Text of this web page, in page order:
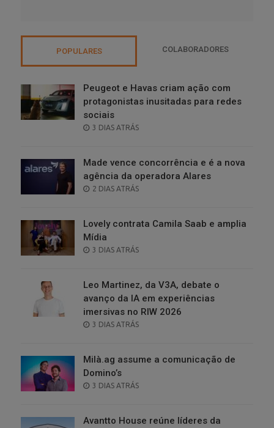
POPULARES COLABORADORES
Peugeot e Havas criam ação com
protagonistas inusitadas para redes
sociais
POSTED
3 DIAS ATRÁS
Made vence concorrência e é a nova
agência da operadora Alares
POSTED
2 DIAS ATRÁS
Lovely contrata Camila Saab e amplia
Mídia
POSTED
3 DIAS ATRÁS
Leo Martinez, da V3A, debate o
avanço da IA em experiências
imersivas no RIW 2026
POSTED
3 DIAS ATRÁS
Milà.ag assume a comunicação de
Domino’s
POSTED
3 DIAS ATRÁS
Avantto House reúne líderes da